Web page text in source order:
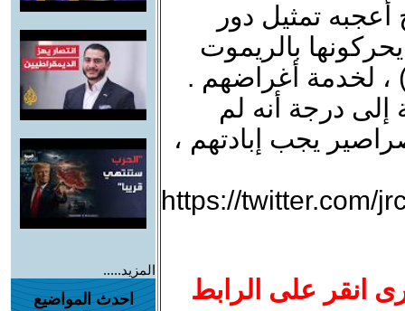
تمثيل دور
بالريموت
، لخدمة أغراضهم .
درجة أنه لم
يجب إبادتهم ،
https://twitter.com/
انقر على الرابط
المزيد.....
احدث المواضيع